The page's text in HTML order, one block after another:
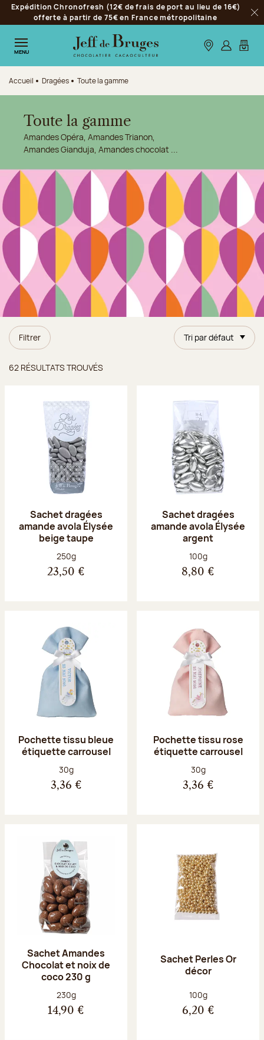
Aller à la navigation
Aller au contenu principal
Aller au pied de page
Expédition Chronofresh (12€ de frais de port au lieu de 16€)
offerte à partir de 75€ en France métropolitaine
MENU Nos boutiques
S’identifier
Mon
Accueil Dragées Toute la gamme
Toute la gamme
Amandes Opéra, Amandes Trianon,
Amandes Gianduja, Amandes chocolat ...
Filtrer Tri par défaut
62 RÉSULTATS TROUVÉS
Sachet dragées
amande avola Élysée
beige taupe
Poids net :
250g
23,50 €
Sachet dragées
amande avola Élysée
argent
Poids net :
100g
8,80 €
Pochette tissu bleue
étiquette carrousel
Poids net :
30g
3,36 €
Pochette tissu rose
étiquette carrousel
Poids net :
30g
3,36 €
Sachet Amandes
Chocolat et noix de
coco 230 g
Poids net :
230g
14,90 €
Sachet Perles Or
décor
Poids net :
100g
6,20 €